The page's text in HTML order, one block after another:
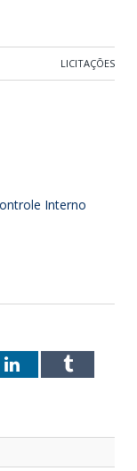
LICITAÇÕES
Interno
LinkedInTumblr